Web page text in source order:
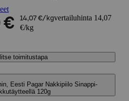
€ 14,07 €/kgvertailuhinta 14,07
€/kg
toimitustapa
Eesti Pagar Nakkipiilo Sinappi-
120g